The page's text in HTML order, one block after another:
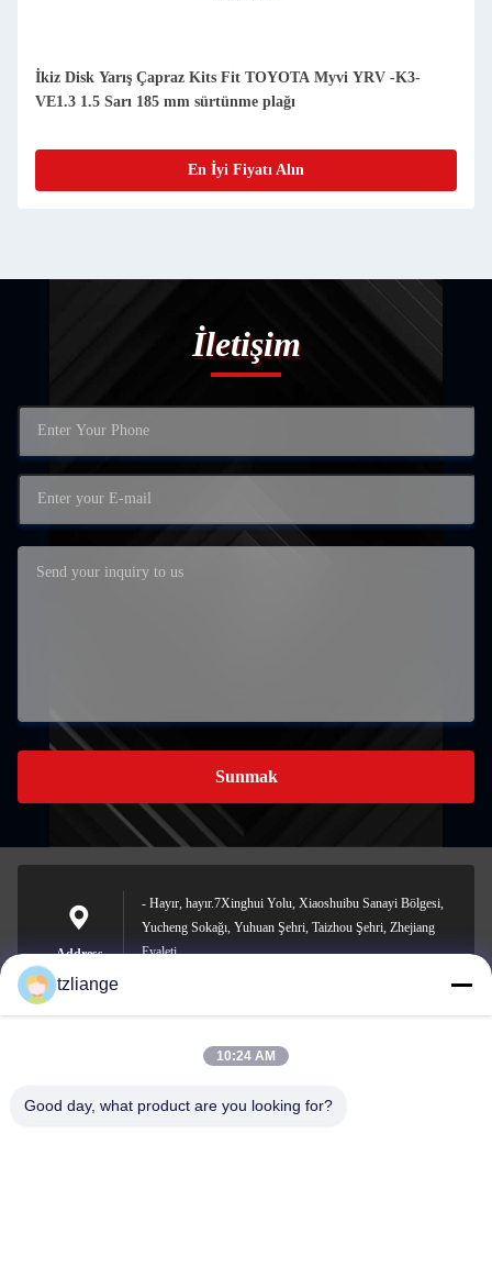
İkiz Disk Yarış Çapraz Kits Fit TOYOTA Myvi YRV -K3-
VE1.3 1.5 Sarı 185 mm sürtünme plağı
En İyi Fiyatı Alın
İletişim
Sunmak
Address
- Hayır, hayır.7Xinghui Yolu, Xiaoshuibu Sanayi Bölgesi,
Yucheng Sokağı, Yuhuan Şehri, Taizhou Şehri, Zhejiang
Eyaleti
E-mail
szp.szp@163.com
tzliange
10:24 AM
Good day, what product are you looking for?